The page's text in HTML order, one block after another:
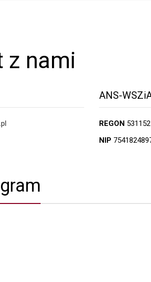
z nami
ANS-
REGON
NIP